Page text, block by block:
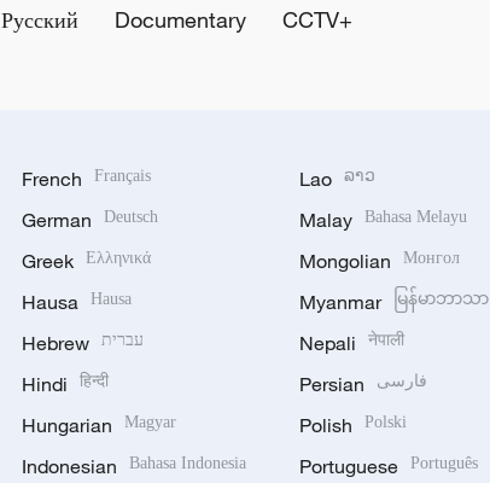
Русский Documentary CCTV+
French Français
German Deutsch
Greek Ελληνικά
Hausa Hausa
Hebrew עברית
Hindi हिन्दी
Hungarian Magyar
Indonesian Bahasa Indonesia
Lao ລາວ
Malay Bahasa Melayu
Mongolian Монгол
Myanmar မြန်မာဘာသာ
Nepali नेपाली
Persian فارسی
Polish Polski
Portuguese Português